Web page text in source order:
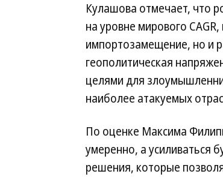
Кулашова отмечает, что
на уровне мирового
импортозамещение, но и
геополитическая
целями для
наиболее атакуемых
По оценке Максима
умеренно, а усиливаться
решения, которые